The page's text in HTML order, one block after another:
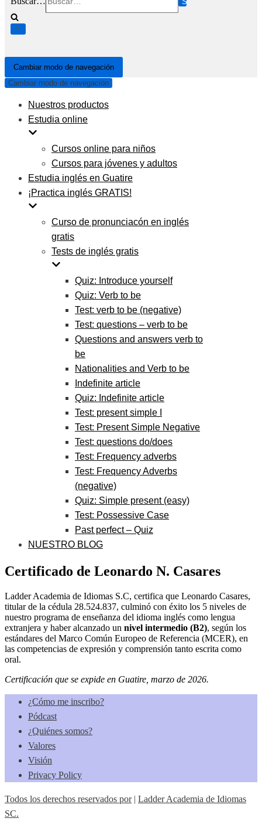
Cambiar modo de navegación
Cambiar modo de navegación
Nuestros productos
Estudia online
Cursos online para niños
Cursos para jóvenes y adultos
Estudia inglés en Guatire
¡Practica inglés GRATIS!
Curso de pronunciacón en inglés
gratis
Tests de inglés gratis
Quiz: Introduce yourself
Quiz: Verb to be
Test: verb to be (negative)
Test: questions – verb to be
Questions and answers verb to
be
Nationalities and Verb to be
Indefinite article
Quiz: Indefinite article
Test: present simple I
Test: Present Simple Negative
Test: questions do/does
Test: Frequency adverbs
Test: Frequency Adverbs
(negative)
Quiz: Simple present (easy)
Test: Possessive Case
Past perfect – Quiz
NUESTRO BLOG
Certificado de Leonardo N. Casares
Ladder Academia de Idiomas S.C, certifica que Leonardo Casares,
titular de la cédula 28.524.837, culminó con éxito los 5 niveles de
nuestro programa de enseñanza del idioma inglés como lengua
extranjera y haber alcanzado un nivel intermedio (B2), según los
estándares del Marco Común Europeo de Referencia (MCER), en
las competencias de expresión y comprensión tanto escrita como
oral.
Certificación que se expide en Guatire, marzo de 2026.
¿Cómo me inscribo?
Pódcast
¿Quiénes somos?
Valores
Visión
Privacy Policy
Todos los derechos reservados por| Ladder Academia de Idiomas
SC.